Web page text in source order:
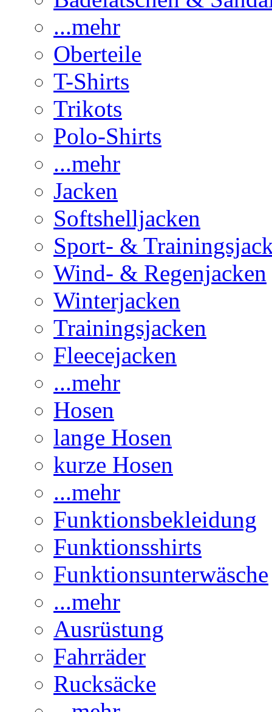
...mehr
Oberteile
T-Shirts
Trikots
Polo-Shirts
...mehr
Jacken
Softshelljacken
Sport- &
Wind- & Regenjacken
Winterjacken
Trainingsjacken
Fleecejacken
...mehr
Hosen
lange Hosen
kurze Hosen
...mehr
Funktionsbekleidung
Funktionsshirts
Funktionsunterwäsche
...mehr
Ausrüstung
Fahrräder
Rucksäcke